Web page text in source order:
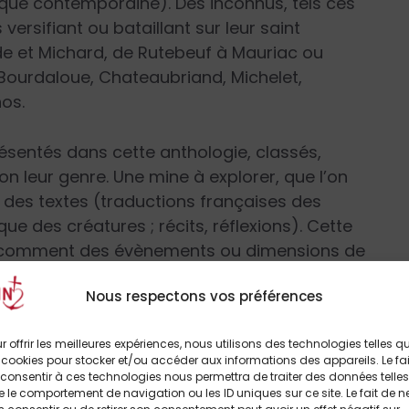
Nous respectons vos préférences
offrir les meilleures expériences, nous utilisons des technologies telles
pour stocker et/ou accéder aux informations des appareils. Le
à ces technologies nous permettra de traiter des données telles
le comportement de navigation ou les ID uniques sur ce site. Le fait de
ou bataillant sur leur saint
et Michard, de Rutebeuf à Mauriac ou
Chateaubriand, Michelet,
dans cette anthologie, classés,
leur genre. Une mine à explorer, que l’on
textes (traductions françaises des
des créatures ; récits, réflexions). Cette
des évènements ou dimensions de
ou sont au contraire ignorés par elle (par
le sublime comme le boursouflé, le
plupart des François d’Assise de la
qui le présentent ou l’évoquent. Celui